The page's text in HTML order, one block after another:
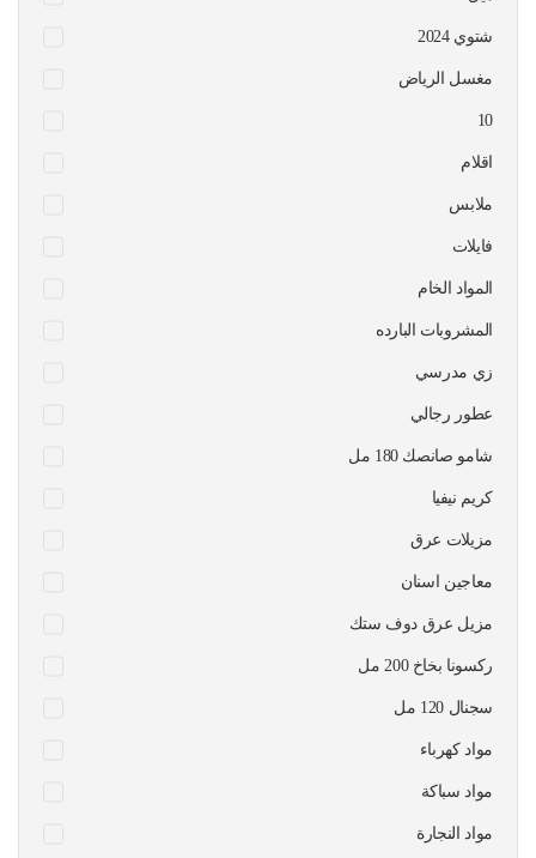
شتوي 2024
مغسل الرياض
10
اقلام
ملابس
فايلات
المواد الخام
المشروبات البارده
زي مدرسي
عطور رجالي
شامو صانصك 180 مل
كريم نيفيا
مزيلات عرق
معاجين اسنان
مزيل عرق دوف ستك
ركسونا بخاخ 200 مل
سجنال 120 مل
مواد كهرباء
مواد سباكة
مواد النجارة